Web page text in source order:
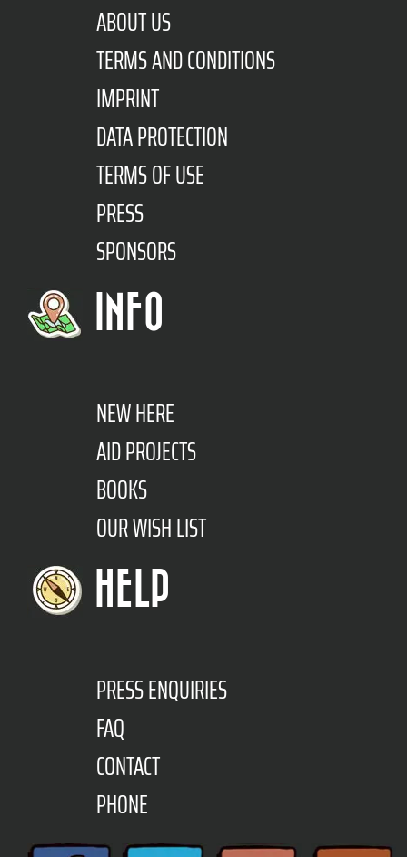
ABOUT US
TERMS AND CONDITIONS
IMPRINT
DATA PROTECTION
TERMS OF USE
PRESS
SPONSORS
INFO
NEW HERE
AID PROJECTS
BOOKS
OUR WISH LIST
HELP
PRESS ENQUIRIES
FAQ
CONTACT
PHONE